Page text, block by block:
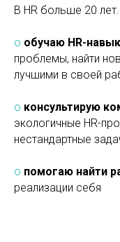
В HR больше 20
o обучаю HR-
проблемы, найти
лучшими в своей
o консультирую
экологичные HR-
нестандартные
o помогаю найти
реализации себя